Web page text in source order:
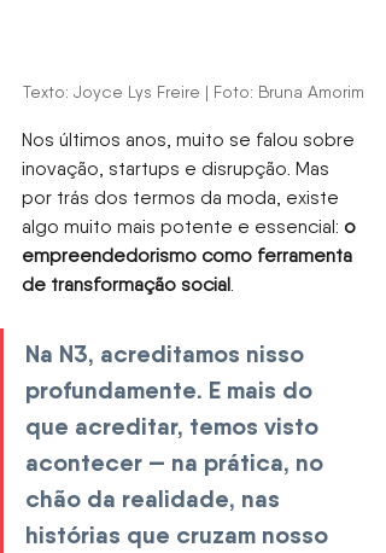
Texto: Joyce Lys Freire | Foto: Bruna Amorim
Nos últimos anos, muito se falou sobre
inovação, startups e disrupção. Mas
por trás dos termos da moda, existe
algo muito mais potente e essencial: o
empreendedorismo como ferramenta
de transformação social
Na N3, acreditamos nisso
profundamente. E mais do
que acreditar, temos visto
acontecer — na prática, no
chão da realidade, nas
histórias que cruzam nosso